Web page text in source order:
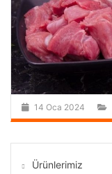
14 Oca 2024
Ürünlerimiz